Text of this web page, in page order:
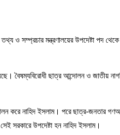
ও সম্প্রচার মন্ত্রণালয়ের উপদেষ্টা পদ
বৈষম্যবিরোধী ছাত্র আন্দোলন ও জাতীয়
করে নাহিদ ইসলাম। পরে ছাত্র-জনতার
সরকারে উপদেষ্টা হন নাহিদ ইসলাম।